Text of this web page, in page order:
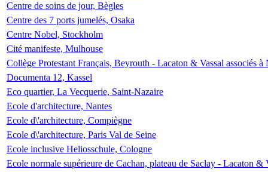
Centre de soins de jour, Bègles
Centre des 7 ports jumelés, Osaka
Centre Nobel, Stockholm
Cité manifeste, Mulhouse
Collège Protestant Français, Beyrouth - Lacaton & Vassal associés
Documenta 12, Kassel
Eco quartier, La Vecquerie, Saint-Nazaire
Ecole d'architecture, Nantes
Ecole d\'architecture, Compiègne
Ecole d\'architecture, Paris Val de Seine
Ecole inclusive Heliosschule, Cologne
Ecole normale supérieure de Cachan, plateau de Saclay - Lacaton &